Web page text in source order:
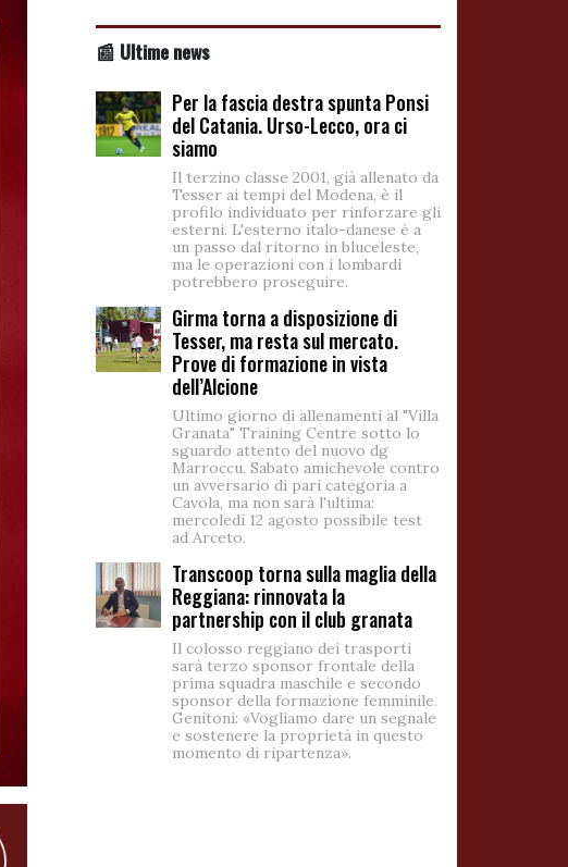
📰 Ultime news
Per la fascia destra spunta Ponsi
del Catania. Urso-Lecco, ora ci
siamo
Il terzino classe 2001, già allenato da
Tesser ai tempi del Modena, è il
profilo individuato per rinforzare gli
esterni. L'esterno italo-danese è a
un passo dal ritorno in bluceleste,
ma le operazioni con i lombardi
potrebbero proseguire.
Girma torna a disposizione di
Tesser, ma resta sul mercato.
Prove di formazione in vista
dell’Alcione
Ultimo giorno di allenamenti al "Villa
Granata" Training Centre sotto lo
sguardo attento del nuovo dg
Marroccu. Sabato amichevole contro
un avversario di pari categoria a
Cavola, ma non sarà l'ultima:
mercoledì 12 agosto possibile test
ad Arceto.
Transcoop torna sulla maglia della
Reggiana: rinnovata la
partnership con il club granata
Il colosso reggiano dei trasporti
sarà terzo sponsor frontale della
prima squadra maschile e secondo
sponsor della formazione femminile.
Genitoni: «Vogliamo dare un segnale
e sostenere la proprietà in questo
momento di ripartenza».